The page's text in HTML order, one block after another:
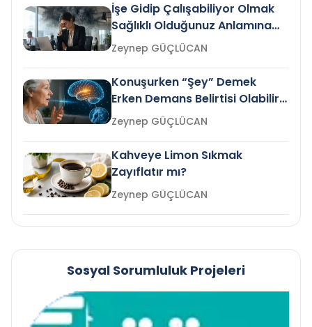
İşe Gidip Çalışabiliyor Olmak
Sağlıklı Olduğunuz Anlamına
Gelir mi?Zeynep GÜÇLÜCAN
Konuşurken “Şey” Demek
Erken Demans Belirtisi Olabilir
mi?
Zeynep GÜÇLÜCAN
Kahveye Limon Sıkmak
Zayıflatır mı?
Zeynep GÜÇLÜCAN
Sosyal Sorumluluk Projeleri